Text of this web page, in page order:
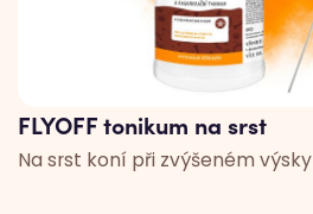
FLYOFF tonikum na srst
Na srst koní při zvýšeném